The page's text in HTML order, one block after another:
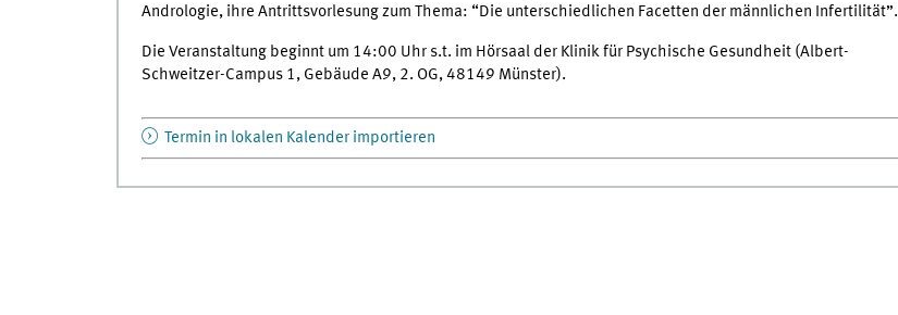
Andrologie, ihre Antrittsvorlesung zum Thema: “Die unterschiedlichen Facetten der männlichen Infertilität”.
Die Veranstaltung beginnt um 14:00 Uhr s.t. im Hörsaal der Klinik für Psychische Gesundheit (Albert-
Schweitzer-Campus 1, Gebäude A9, 2. OG, 48149 Münster).
Termin in lokalen Kalender importieren